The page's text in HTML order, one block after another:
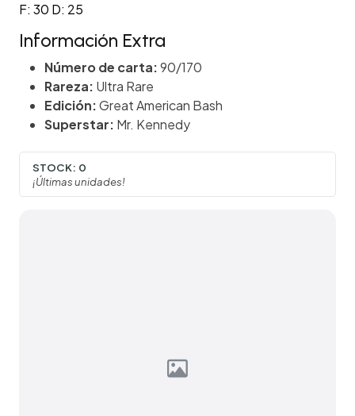
F: 30 D: 25
Información Extra
Número de carta:90/170
Rareza: Ultra Rare
Edición:Great American Bash
Superstar: Mr. Kennedy
STOCK: 0
¡Últimas unidades!